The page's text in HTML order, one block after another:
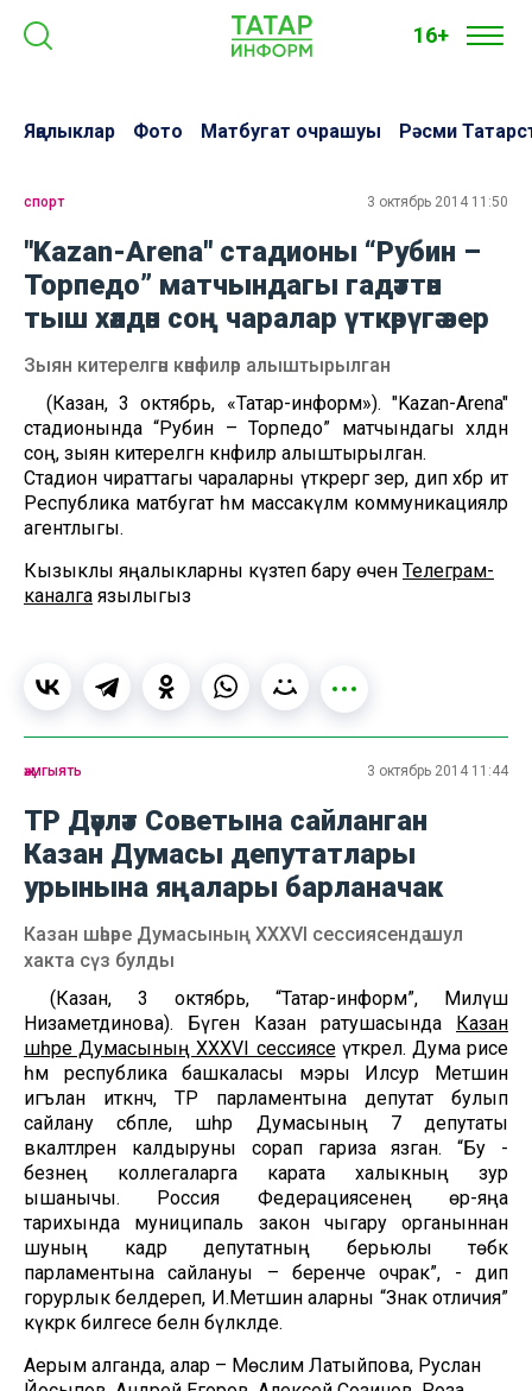
16+
Яңалыклар Фото Матбугат очрашуы Рәсми
спорт 3 октябрь 2014 11:50
"Kazan-Arena" стадионы “Рубин –
Торпедо” матчындагы гадәттән
тыш хәлдән соң чаралар үткәрүгә әзер
Зыян китерелгән кәнәфиләр алыштырылган
(Казан, 3 октябрь, «Татар-информ»). "Kazan-Arena"
стадионында “Рубин – Торпедо” матчындагы хәлдән
соң, зыян китерелгән кәнәфиләр алыштырылган.
Стадион чираттагы чараларны үткәрергә әзер, дип хәбәр итә
Республика матбугат һәм массакүләм коммуникацияләр
агентлыгы.
Кызыклы яңалыкларны күзәтеп бару өчен Телеграм-
каналга язылыгыз
җәмгыять 3 октябрь 2014 11:44
ТР Дәүләт Советына сайланган
Казан Думасы депутатлары
урынына яңалары барланачак
Казан шәһәре Думасының XXXVI сессиясендә шул
хакта сүз булды
(Казан, 3 октябрь, “Татар-информ”, Миләүшә
Низаметдинова). Бүген Казан ратушасында Казан
шәһәре Думасының XXXVI сессиясеүткәрелә. Дума рәисе
һәм республика башкаласы мэры Илсур Метшин
игълан иткәнчә, ТР парламентына депутат булып
сайлану сәбәпле, шәһәр Думасының 7 депутаты
вәкаләтләрен калдыруны сорап гариза язган. “Бу -
безнең коллегаларга карата халыкның зур
ышанычы. Россия Федерациясенең өр-яңа
тарихында муниципаль закон чыгару органыннан
шуның кадәр депутатның берьюлы төбәк
парламентына сайлануы – беренче очрак”, - дип
горурлык белдереп, И.Метшин аларны “Знак отличия”
күкрәк билгесе белән бүләкләде.
Аерым алганда, алар – Мөслимә Латыйпова, Руслан